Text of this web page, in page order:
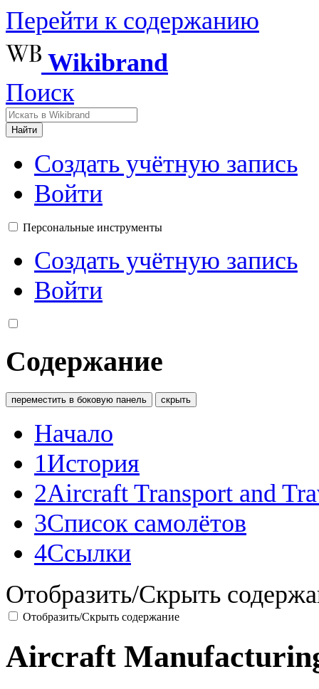
Перейти к содержанию
Wikibrand
Поиск
Найти
Создать учётную запись
Войти
Персональные инструменты
Создать учётную запись
Войти
Содержание
переместить в боковую панель скрыть
Начало
1История
2Aircraft Transport and
3Список самолётов
4Ссылки
Отобразить/Скрыть
Отобразить/Скрыть содержание
Aircraft